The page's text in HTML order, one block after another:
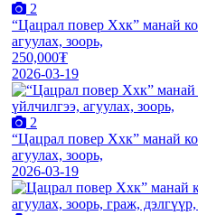
2
“Цацрал повер Ххк” манай
агуулах, зоорь,
250,000₮
2026-03-19
2
“Цацрал повер Ххк” манай
агуулах, зоорь,
2026-03-19